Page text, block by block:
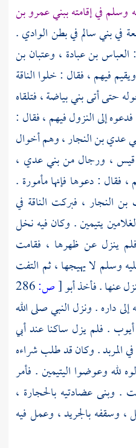
في إقامتهببني عمرو بن
فيبني سالمفيبطن الوادي.
العباس بن عبادة ، وعتبان بن
فيهم ، فقال : خلوا الناقة
حتى أتىبني بياضة ،فتلقاه
فدعوه إلى النزول فيهم ، فقال :
عدي بن النجار ،وهم أخوال
، ورجال منبني عدي ،
، فقال : دعوها فإنها مأمورة .
بن النجار ، فبركت الناقة في
يتيمين . وكان فيه نخل
ينزل عن ظهرها ، فقامت
وسلم لا يهيجها ، ثم التفت
عنها . فأخذأبو[ص:286
داره . ونزل النبي صلى الله
. فلم يزل ساكنا عندأبي
. وكان قد طلب شراءه
لله وعوضوا اليتيمين . فأمر
. وبنى عضادتيه بالحجارة ،
وسقفه بالجريد ، وعمل فيه